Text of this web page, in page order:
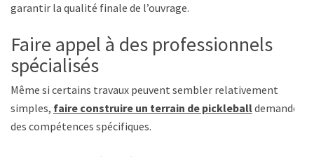
garantir la qualité finale de l’ouvrage.
Faire appel à des professionnels
spécialisés
Même si certains travaux peuvent sembler relativement
simples, faire construire un terrain de pickleballdemande
des compétences spécifiques.